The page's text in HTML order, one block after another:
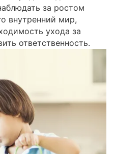
за ростом
внутренний мир,
ухода за
ответственность.